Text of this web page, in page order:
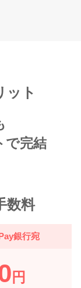
ット
で完結
数料
銀行宛
円